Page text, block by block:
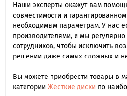
Наши эксперты окажут вам
совместимости и
необходимым параметрам. У нас
производителями, и мы
сотрудников, чтобы исключить
решении даже самых сложных и
Вы можете приобрести товары в
категории Жёсткие диски по